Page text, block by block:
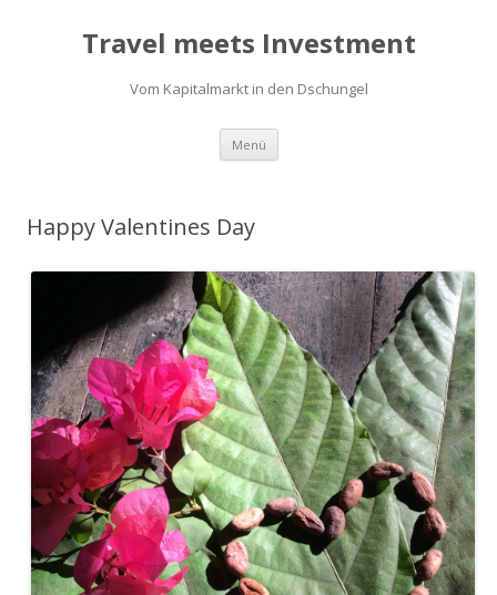
Travel meets Investment
Vom Kapitalmarkt in den Dschungel
Menü Springe
Inhalt
Happy Valentines Day